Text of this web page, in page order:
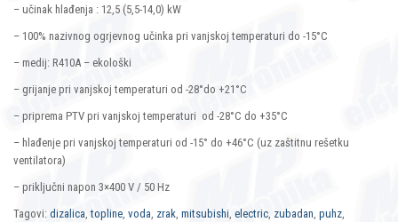
– učinak hlađenja : 12,5 (5,5-14,0) kW
– 100% nazivnog ogrjevnog učinka pri vanjskoj temperaturi do -15°C
– medij: R410A – ekološki
– grijanje pri vanjskoj temperaturi od -28°do +21°C
– priprema PTV pri vanjskoj temperaturi od -28°C do +35°C
– hlađenje pri vanjskoj temperaturi od -15° do +46°C (uz zaštitnu rešetku
ventilatora)
– priključni napon 3×400 V / 50 Hz
Tagovi: dizalica,topline, voda, zrak, mitsubishi, electric, zubadan, puhz,